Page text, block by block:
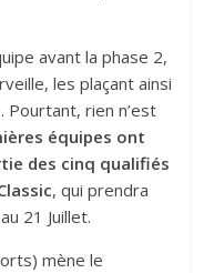
avant la phase 2,
les plaçant ainsi
Pourtant, rien n’est
équipes ont
des cinq qualifiés
, qui prendra
21 Juillet.
mène le